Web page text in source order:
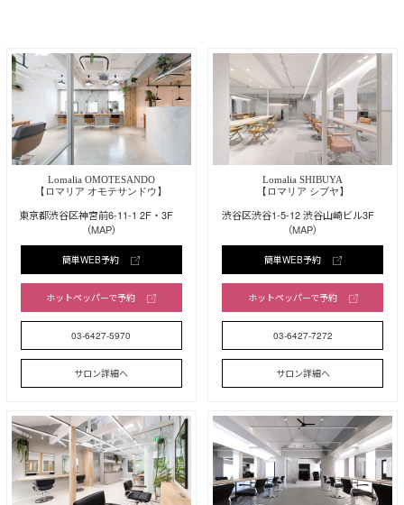
Lomalia OMOTESANDO
【ロマリア オモテサンドウ】
東京都渋谷区神宮前6-11-1 2F・3F
（MAP）
簡単WEB予約
ホットペッパーで予約
03-6427-5970
サロン詳細へ
Lomalia SHIBUYA
【ロマリア シブヤ】
渋谷区渋谷1-5-12 渋谷山崎ビル3F
（MAP）
簡単WEB予約
ホットペッパーで予約
03-6427-7272
サロン詳細へ